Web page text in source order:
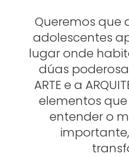
Queremos que
adolescentes
lugar onde
dúas
ARTE e a
elementos
entender o